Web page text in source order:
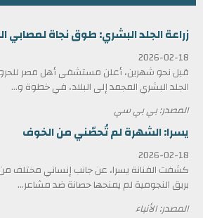
زراعة الجلد البشري: طوق نجاة
2026-02-18
قبل نحو شهرين، أعلن مستشفى أهل مصر
الجلد البشري المجمد إلى البلاد، في خطوة و...
المصدر: بي بي سي
يسرا: الشهرة لم تُحصّني من الخوف
2026-02-18
كشفت الفنانة يسرا، عن جانب إنساني مختلف
بريق النجومية لم يمنحها حصانة ضد مشاعر...
المصدر: الأنباء